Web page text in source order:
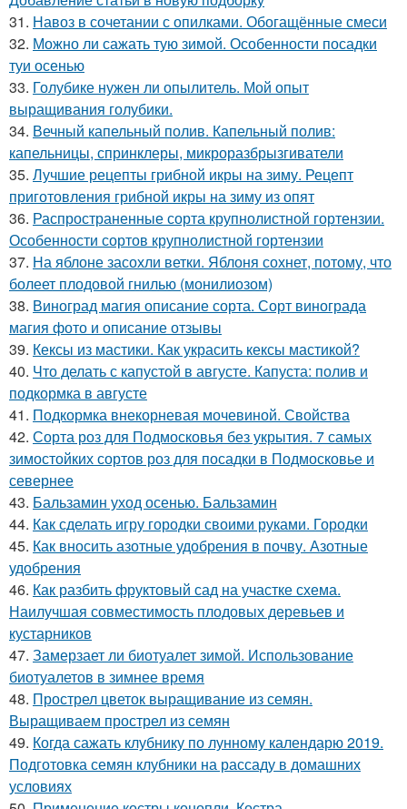
31. Навоз в сочетании с опилками. Обогащённые смеси
32. Можно ли сажать тую зимой. Особенности посадки
туи осенью
33. Голубике нужен ли опылитель. Мой опыт
выращивания голубики.
34. Вечный капельный полив. Капельный полив:
капельницы, спринклеры, микроразбрызгиватели
35. Лучшие рецепты грибной икры на зиму. Рецепт
приготовления грибной икры на зиму из опят
36. Распространенные сорта крупнолистной гортензии.
Особенности сортов крупнолистной гортензии
37. На яблоне засохли ветки. Яблоня сохнет, потому, что
болеет плодовой гнилью (монилиозом)
38. Виноград магия описание сорта. Сорт винограда
магия фото и описание отзывы
39. Кексы из мастики. Как украсить кексы мастикой?
40. Что делать с капустой в августе. Капуста: полив и
подкормка в августе
41. Подкормка внекорневая мочевиной. Свойства
42. Сорта роз для Подмосковья без укрытия. 7 самых
зимостойких сортов роз для посадки в Подмосковье и
севернее
43. Бальзамин уход осенью. Бальзамин
44. Как сделать игру городки своими руками. Городки
45. Как вносить азотные удобрения в почву. Азотные
удобрения
46. Как разбить фруктовый сад на участке схема.
Наилучшая совместимость плодовых деревьев и
кустарников
47. Замерзает ли биотуалет зимой. Использование
биотуалетов в зимнее время
48. Прострел цветок выращивание из семян.
Выращиваем прострел из семян
49. Когда сажать клубнику по лунному календарю 2019.
Подготовка семян клубники на рассаду в домашних
условиях